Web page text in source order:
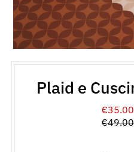
Plaid e
di
€35.00
€49.00